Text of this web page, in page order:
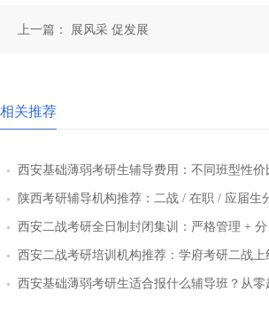
上一篇： 展风采 促发展
相关推荐
西安基础薄弱考研生辅导费用：不同班型性价
对比
陕西考研辅导机构推荐：二战 / 在职 / 应届生
层教学方案
西安二战考研全日制封闭集训：严格管理 + 分
层教学效果实测
西安二战考研培训机构推荐：学府考研二战上
率提升路径
西安基础薄弱考研生适合报什么辅导班？从零